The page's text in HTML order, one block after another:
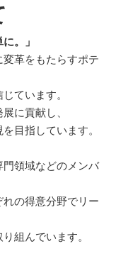
。」
革をもたらすポテ
ています。
に貢献し、
目指しています。
領域などのメンバ
の得意分野でリー
組んでいます。